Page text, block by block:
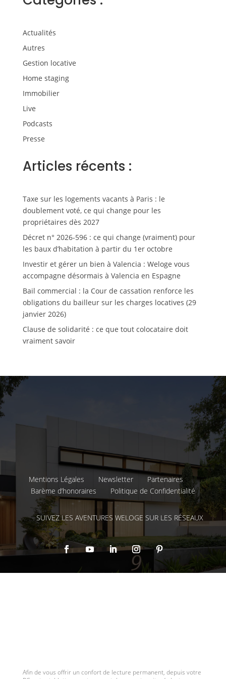
Actualités
Autres
Gestion locative
Home staging
Immobilier
Live
Podcasts
Presse
Articles récents :
Taxe sur les logements vacants à Paris : le
doublement voté, ce qui change pour les
propriétaires dès 2027
Décret n° 2026-596 : ce qui change (vraiment) pour
les baux d’habitation à partir du 1er octobre
Investir et gérer un bien à Valencia : Weloge vous
accompagne désormais à Valencia en Espagne
Bail commercial : la Cour de cassation renforce les
obligations du bailleur sur les charges locatives (29
janvier 2026)
Clause de solidarité : ce que tout colocataire doit
vraiment savoir
Mentions Légales Newsletter
Partenaires
Barème d’honoraires
Politique de Confidentialité
SUIVEZ LES AVENTURES WELOGE SUR LES RÉSEAUX
Afin de vous offrir un confort de lecture permanent, depuis votre